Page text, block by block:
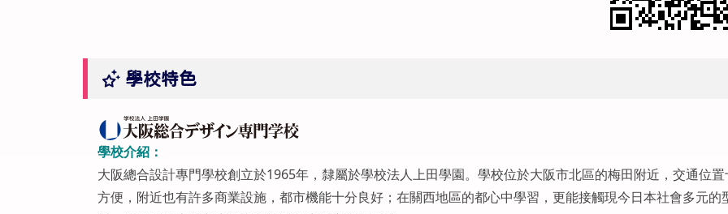
學校特色
學校介紹：
大阪總合設計專門學校創立於1965年，隸屬於學校法人上田學園。學校位於大阪市北區的梅田附近，交通位置
方便，附近也有許多商業設施，都市機能十分良好；在關西地區的都心中學習，更能接觸現今日本社會多元的